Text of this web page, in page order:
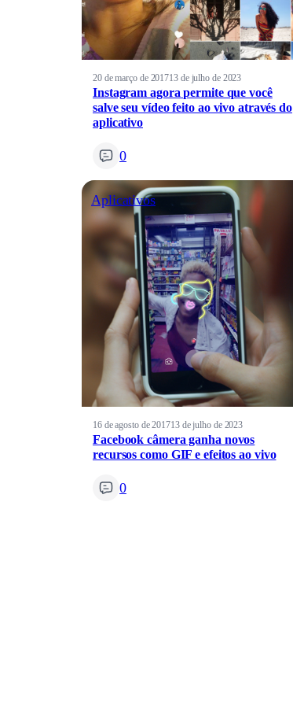
20 de março de 201713 de julho de 2023
Instagram agora permite que você
salve seu vídeo feito ao vivo através do
aplicativo
0
Aplicativos
16 de agosto de 201713 de julho de 2023
Facebook câmera ganha novos
recursos como GIF e efeitos ao vivo
0